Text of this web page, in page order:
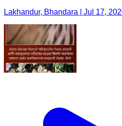
Lakhandur, Bhandara | Jul 17,